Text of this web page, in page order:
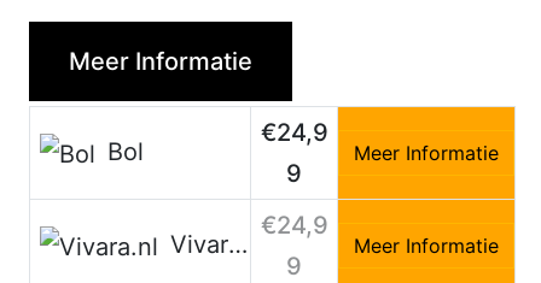
Meer Informatie
Bol
€24,9
9
Meer Informatie
Vivara.nl
€24,9
9
Meer Informatie